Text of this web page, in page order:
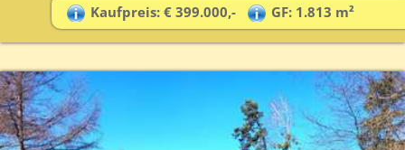
Kaufpreis: € 399.000,- GF: 1.813 m²